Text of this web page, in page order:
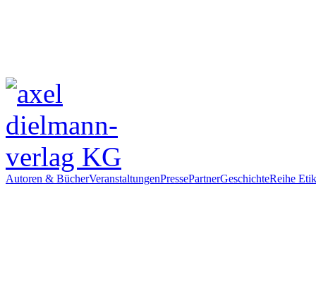
Autoren & BücherVeranstaltungenPressePartnerGeschichteReihe